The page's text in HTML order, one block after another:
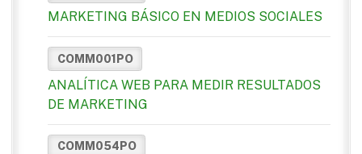
MARKETING BÁSICO EN MEDIOS SOCIALES
COMM001PO
ANALÍTICA WEB PARA MEDIR RESULTADOS
DE MARKETING
COMM054PO